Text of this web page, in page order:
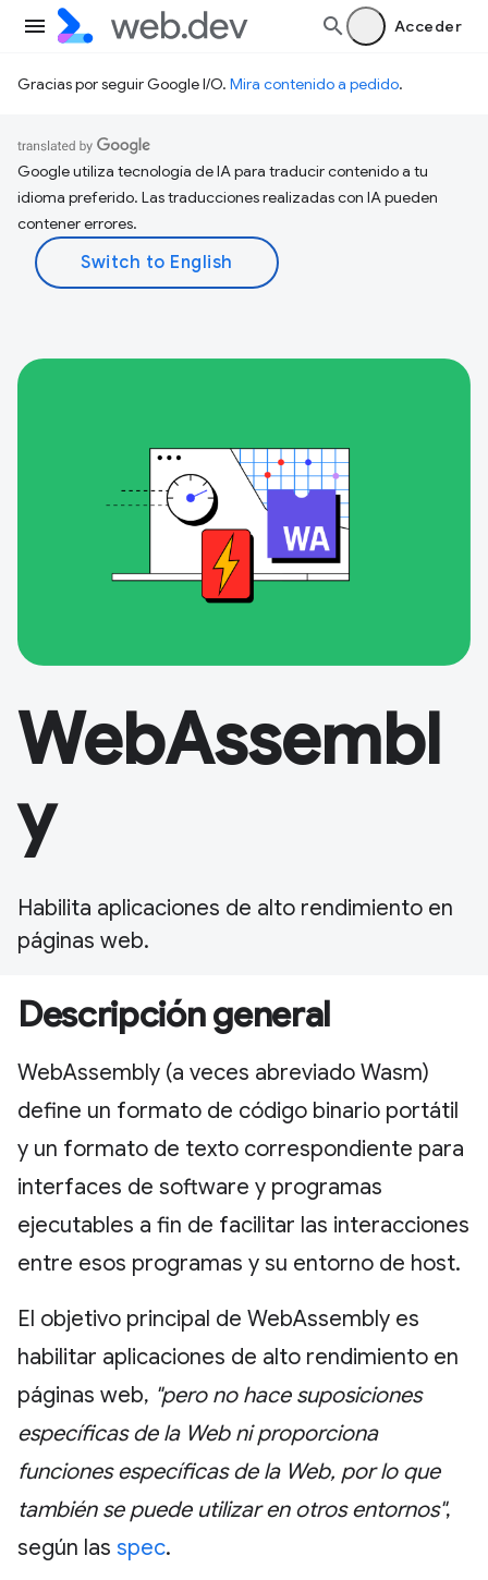
Acceder
Gracias por seguir Google I/O. Mira contenido a pedido.
Google utiliza tecnología de IA para traducir contenido a tu
idioma preferido. Las traducciones realizadas con IA pueden
contener errores.
WebAssembl
y
Habilita aplicaciones de alto rendimiento en
páginas web.
Descripción general
WebAssembly (a veces abreviado Wasm)
define un formato de código binario portátil
y un formato de texto correspondiente para
interfaces de software y programas
ejecutables a fin de facilitar las interacciones
entre esos programas y su entorno de host.
El objetivo principal de WebAssembly es
habilitar aplicaciones de alto rendimiento en
páginas web, "pero no hace suposiciones
específicas de la Web ni proporciona
funciones específicas de la Web, por lo que
también se puede utilizar en otros entornos",
según las spec.